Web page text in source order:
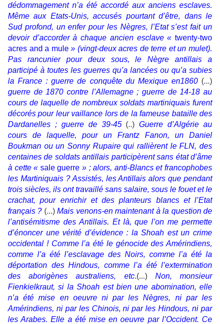
dédommagement n’a été accordé aux anciens esclaves.
Même aux Etats-Unis, accusés pourtant d’être, dans le
Sud profond, un enfer pour les Nègres, l’Etat s’est fait un
devoir d’accorder à chaque ancien esclave « twenty-two
acres and a mule» (vingt-deux acres de terre et un mulet).
Pas rancunier pour deux sous, le Nègre antillais a
participé à toutes les guerres qu’a lancées ou qu’a subies
la France : guerre de conquête du Mexique en1860(...)
guerre de 1870 contre l’Allemagne ; guerre de 14-18 au
cours de laquelle de nombreux soldats martiniquais furent
décorés pour leur vaillance lors de la fameuse bataille des
Dardanelles ; guerre de 39-45(..)Guerre d’Algérie au
cours de laquelle, pour un Frantz Fanon, un Daniel
Boukman ou un Sonny Rupaire qui rallièrent le FLN, des
centaines de soldats antillais participèrent sans état d’âme
à cette « sale guerre» ; alors, anti-Blancs et francophobes
les Martiniquais ? Assistés, les Antillais alors que pendant
trois siècles, ils ont travaillé sans salaire, sous le fouet et le
crachat, pour enrichir et des planteurs blancs et l’Etat
français ? (...)Mais venons-en maintenant à la question de
l’antisémitisme des Antillais. Et là, que l’on me permette
d’énoncer une vérité d’évidence : la Shoah est un crime
occidental ! Comme l’a été le génocide des Amérindiens,
comme l’a été l’esclavage des Noirs, comme l’a été la
déportation des Hindous, comme l’a été l’extermination
des aborigènes australiens, etc.(...) Non, monsieur
Fienkielkraut, si la Shoah est bien une abomination, elle
n’a été mise en oeuvre ni par les Nègres, ni par les
Amérindiens, ni par les Chinois, ni par les Hindous, ni par
les Arabes. Elle a été mise en oeuvre par l’Occident. Ce